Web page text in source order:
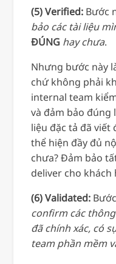
(5) Verified:Bước
bảo các tài liệu
ĐÚNG hay chưa.
Nhưng bước này
chứ không phải
internal team
và đảm bảo đúng
liệu đặc tả đã
thể hiện đầy đủ
chưa? Đảm bảo
deliver cho khách
(6) Validated:
confirm các
đã chính xác, có
team phần mềm